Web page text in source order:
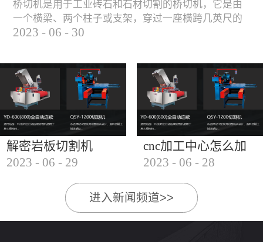
桥切机是用于工业砖石和石材切割的桥切机，它是由
一个横梁、两个柱子或支架，穿过一座横跨几英尺的
桥而构成，因其形状而得名。随着石材和工业砖石的
是用于实现快速切割大型石材和工业砖石的机器，具
有高效、节能、环保等优点，是现代建筑行业必不可
少的设备之一。但是，如何选择合适的桥切机厂家也
是很多消费者不得不面对的问题。选择一个靠谱的桥
切机厂家，是保证桥切机使用效果和...
2023 - 06 - 30
解密岩板切割机
2023 - 06 - 29
cnc加工中心怎么加
工石材
2023 - 06 - 28
进入新闻频道>>